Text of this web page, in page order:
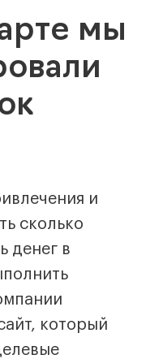
мы
и
сколько
денег в
который